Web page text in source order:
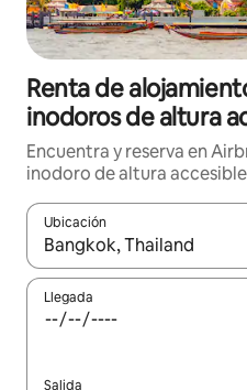
Renta de
inodoros de altura
Encuentra y reserva en
inodoro de altura accesible
Ubicación
Cuando los resultados
Llegada
Salida